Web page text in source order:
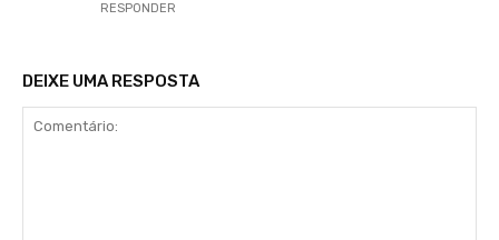
RESPONDER
DEIXE UMA RESPOSTA